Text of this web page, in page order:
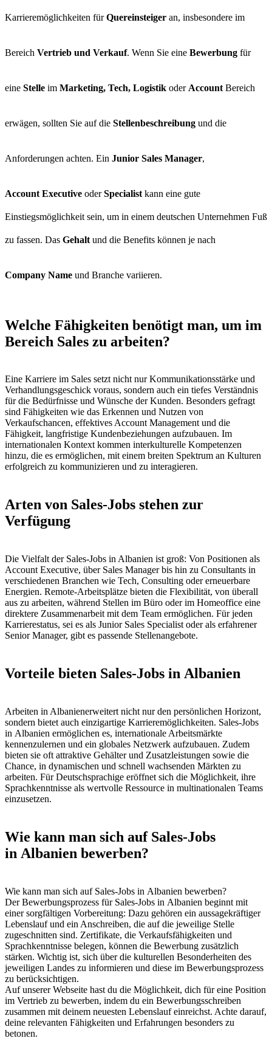
Karrieremöglichkeiten fürQuereinsteiger an, insbesondere im
Bereich Vertrieb und Verkauf. Wenn Sie eine Bewerbung für
eine Stelle im Marketing, Tech, Logistik oder Account Bereich
erwägen, sollten Sie auf die Stellenbeschreibung und die
Anforderungen achten. Ein Junior Sales Manager,
Account Executive oderSpecialist kann eine gute
Einstiegsmöglichkeit sein, um in einem deutschen Unternehmen Fuß
zu fassen. Das Gehalt und die Benefits können je nach
Company Name und Branche variieren.
Welche Fähigkeiten benötigt man, um im
Bereich Sales zu arbeiten?
Eine Karriere im Sales setzt nicht nur Kommunikationsstärke und
Verhandlungsgeschick voraus, sondern auch ein tiefes Verständnis
für die Bedürfnisse und Wünsche der Kunden. Besonders gefragt
sind Fähigkeiten wie das Erkennen und Nutzen von
Verkaufschancen, effektives Account Management und die
Fähigkeit, langfristige Kundenbeziehungen aufzubauen. Im
internationalen Kontext kommen interkulturelle Kompetenzen
hinzu, die es ermöglichen, mit einem breiten Spektrum an Kulturen
erfolgreich zu kommunizieren und zu interagieren.
Arten von Sales-Jobs stehen zur
Verfügung
Die Vielfalt der Sales-Jobs in Albanien ist groß: Von Positionen als
Account Executive, über Sales Manager bis hin zu Consultants in
verschiedenen Branchen wie Tech, Consulting oder erneuerbare
Energien. Remote-Arbeitsplätze bieten die Flexibilität, von überall
aus zu arbeiten, während Stellen im Büro oder im Homeoffice eine
direktere Zusammenarbeit mit dem Team ermöglichen. Für jeden
Karrierestatus, sei es als Junior Sales Specialist oder als erfahrener
Senior Manager, gibt es passende Stellenangebote.
Vorteile bieten Sales-Jobs in Albanien
Arbeiten in Albanienerweitert nicht nur den persönlichen Horizont,
sondern bietet auch einzigartige Karrieremöglichkeiten. Sales-Jobs
in Albanien ermöglichen es, internationale Arbeitsmärkte
kennenzulernen und ein globales Netzwerk aufzubauen. Zudem
bieten sie oft attraktive Gehälter und Zusatzleistungen sowie die
Chance, in dynamischen und schnell wachsenden Märkten zu
arbeiten. Für Deutschsprachige eröffnet sich die Möglichkeit, ihre
Sprachkenntnisse als wertvolle Ressource in multinationalen Teams
einzusetzen.
Wie kann man sich auf Sales-Jobs
in Albanien bewerben?
Wie kann man sich auf Sales-Jobs in Albanien bewerben?
Der Bewerbungsprozess für Sales-Jobs in Albanien beginnt mit
einer sorgfältigen Vorbereitung: Dazu gehören ein aussagekräftiger
Lebenslauf und ein Anschreiben, die auf die jeweilige Stelle
zugeschnitten sind. Zertifikate, die Verkaufsfähigkeiten und
Sprachkenntnisse belegen, können die Bewerbung zusätzlich
stärken. Wichtig ist, sich über die kulturellen Besonderheiten des
jeweiligen Landes zu informieren und diese im Bewerbungsprozess
zu berücksichtigen.
Auf unserer Webseite hast du die Möglichkeit, dich für eine Position
im Vertrieb zu bewerben, indem du ein Bewerbungsschreiben
zusammen mit deinem neuesten Lebenslauf einreichst. Achte darauf,
deine relevanten Fähigkeiten und Erfahrungen besonders zu
betonen.